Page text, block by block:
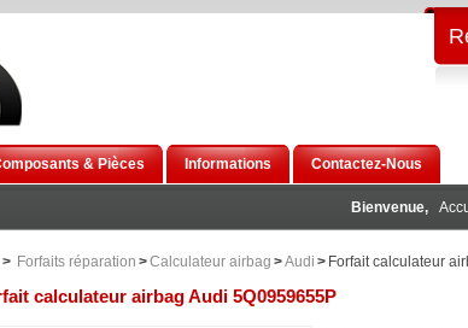
& Pièces Informations Contactez-Nous
Bienvenue,
> Forfaits réparation >Calculateur airbag >Audi > Forfait calculateur
calculateur airbag Audi 5Q0959655P